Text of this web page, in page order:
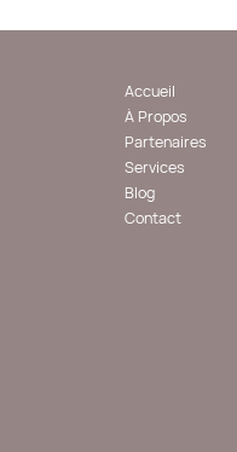
Accueil
À Propos
Partenaires
Services
Blog
Contact